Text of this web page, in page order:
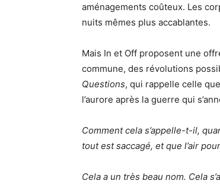
aménagements coûteux. Les
nuits mêmes plus accablantes.
Mais In et Off proposent une
commune, des révolutions
Questions, qui rappelle celle
l’aurore après la guerre qui
Comment cela s’appelle-t-il,
tout est saccagé, et que l’air
Cela a un très beau nom. Cela